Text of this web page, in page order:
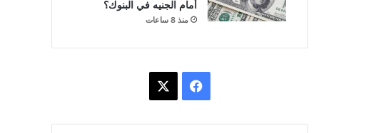
أمام الجنيه في البنوك؟
منذ 8 ساعات